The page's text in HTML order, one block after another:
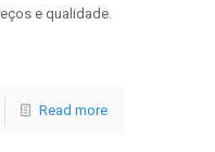
e qualidade.
Read more